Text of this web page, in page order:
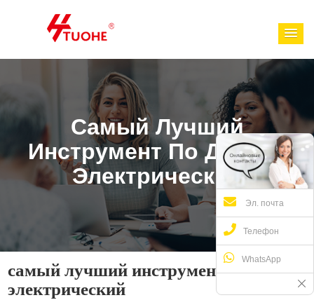
Самый Лучший
Инструмент По Дереву
Электрический
самый лучший инструмент по дереву
электрический
Эл. почта
Телефон
WhatsApp